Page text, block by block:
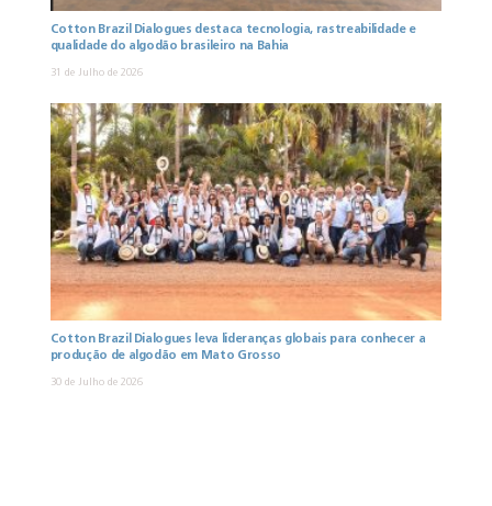
Cotton Brazil Dialogues destaca tecnologia, rastreabilidade e
qualidade do algodão brasileiro na Bahia
31 de Julho de 2026
Cotton Brazil Dialogues leva lideranças globais para conhecer a
produção de algodão em Mato Grosso
30 de Julho de 2026